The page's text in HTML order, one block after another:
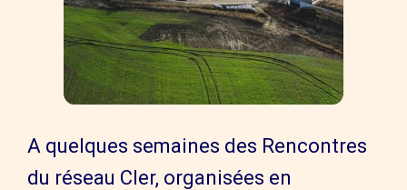
A quelques semaines des Rencontres
du réseau Cler, organisées en